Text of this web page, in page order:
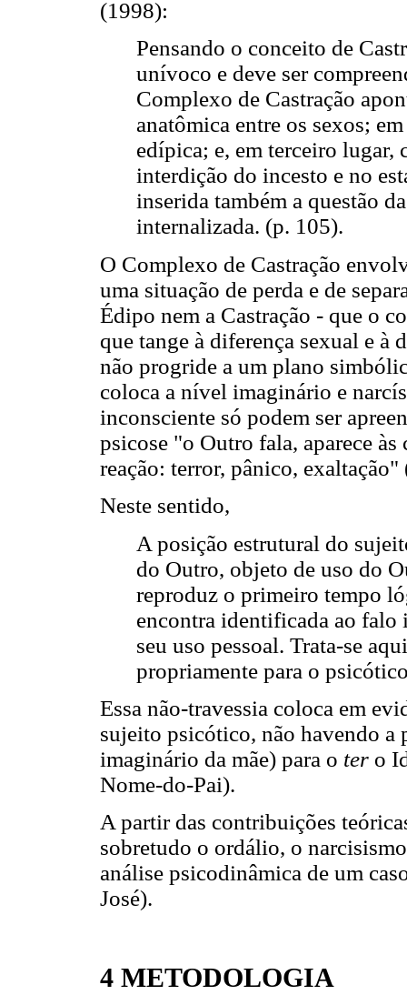
(1998):
Pensando o conceito de
unívoco e deve ser
Complexo de Castração
anatômica entre os sexos;
edípica; e, em terceiro lugar,
interdição do incesto e no
inserida também a questão
internalizada. (p. 105).
O Complexo de Castração
uma situação de perda e de
Édipo nem a Castração - que o
que tange à diferença sexual e à
não progride a um plano
coloca a nível imaginário e
inconsciente só podem ser
psicose "o Outro fala, aparece
reação: terror, pânico,
Neste sentido,
A posição estrutural do
do Outro, objeto de uso do
reproduz o primeiro tempo
encontra identificada ao falo
seu uso pessoal. Trata-se
propriamente para o
Essa não-travessia coloca em
sujeito psicótico, não havendo a
imaginário da mãe) para o ter o
Nome-do-Pai).
A partir das contribuições
sobretudo o ordálio, o
análise psicodinâmica de um
José).
4 METODOLOGIA